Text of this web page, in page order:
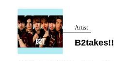
Artist
B2takes!!